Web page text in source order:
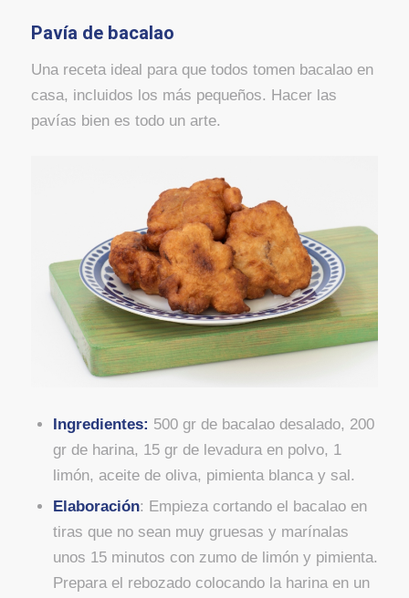
Pavía de bacalao
Una receta ideal para que todos tomen bacalao en
casa, incluidos los más pequeños. Hacer las
pavías bien es todo un arte.
Ingredientes: 500 gr de bacalao desalado, 200
gr de harina, 15 gr de levadura en polvo, 1
limón, aceite de oliva, pimienta blanca y sal.
Elaboración: Empieza cortando el bacalao en
tiras que no sean muy gruesas y marínalas
unos 15 minutos con zumo de limón y pimienta.
Prepara el rebozado colocando la harina en un